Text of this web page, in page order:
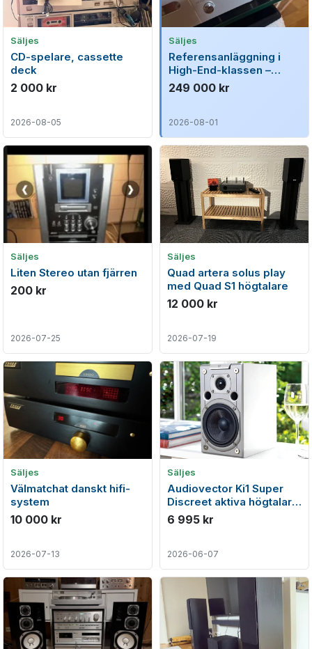
Säljes
CD-spelare, cassette
deck
2 000 kr
2026-08-05
Säljes
Referensanläggning i
High-End-klassen –
Focal, Acoustic Arts &
Ansuz
249 000 kr
2026-08-01
Säljes
Liten Stereo utan fjärren
200 kr
2026-07-25
Säljes
Quad artera solus play
med Quad S1 högtalare
12 000 kr
2026-07-19
Säljes
Välmatchat danskt hifi-
system
10 000 kr
2026-07-13
Säljes
Audiovector Ki1 Super
Discreet aktiva högtalare
med hub
6 995 kr
2026-06-07